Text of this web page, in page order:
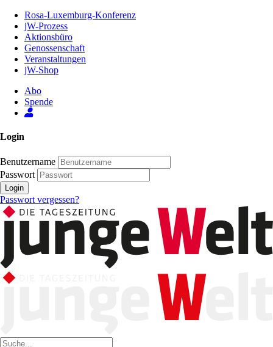
Inhalt
Seite
Rosa-Luxemburg-Konferenz
jW-Prozess
Aktionsbüro
Genossenschaft
Veranstaltungen
jW-Shop
Abo
Spende
Login
Benutzername
Passwort
Login
Passwort vergessen?